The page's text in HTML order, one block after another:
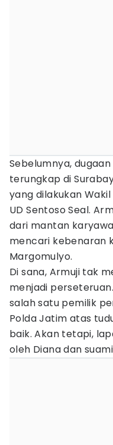
Sebelumnya,
terungkap di
yang dilakukan
UD Sentoso Seal.
dari mantan
mencari kebenaran
Margomulyo.
Di sana, Armuji tak
menjadi
salah satu pemilik
Polda Jatim atas
baik. Akan tetapi,
oleh Diana dan